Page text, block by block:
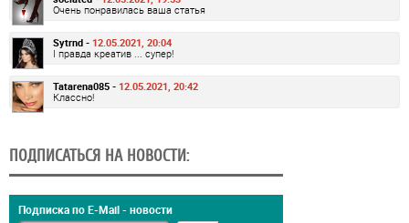
Очень понравилась ваша статья
Sytrnd - 12.05.2021, 20:04
І правда креатив ... супер!
Tatarena085 - 12.05.2021, 20:42
Классно!
ПОДПИСАТЬСЯ НА НОВОСТИ:
Подписка по E-Mail - новости